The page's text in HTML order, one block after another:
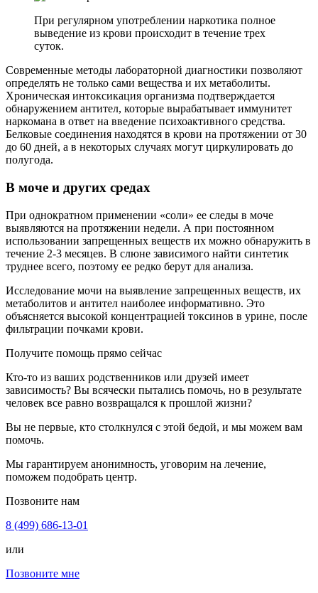
При регулярном употреблении наркотика полное
выведение из крови происходит в течение трех
суток.
Современные методы лабораторной диагностики позволяют
определять не только сами вещества и их метаболиты.
Хроническая интоксикация организма подтверждается
обнаружением антител, которые вырабатывает иммунитет
наркомана в ответ на введение психоактивного средства.
Белковые соединения находятся в крови на протяжении от 30
до 60 дней, а в некоторых случаях могут циркулировать до
полугода.
В моче и других средах
При однократном применении «соли» ее следы в моче
выявляются на протяжении недели. А при постоянном
использовании запрещенных веществ их можно обнаружить в
течение 2-3 месяцев. В слюне зависимого найти синтетик
труднее всего, поэтому ее редко берут для анализа.
Исследование мочи на выявление запрещенных веществ, их
метаболитов и антител наиболее информативно. Это
объясняется высокой концентрацией токсинов в урине, после
фильтрации почками крови.
Получите помощь прямо сейчас
Кто-то из ваших родственников или друзей имеет
зависимость? Вы всячески пытались помочь, но в результате
человек все равно возвращался к прошлой жизни?
Вы не первые, кто столкнулся с этой бедой, и мы можем вам
помочь.
Мы гарантируем анонимность, уговорим на лечение,
поможем подобрать центр.
Позвоните нам
8 (499) 686-13-01
или
Позвоните мне